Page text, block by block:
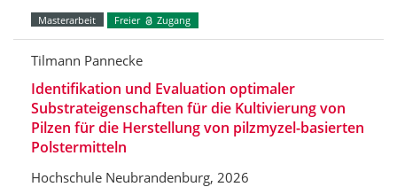
Masterarbeit Freier Zugang
Tilmann Pannecke
Identifikation und Evaluation optimaler
Substrateigenschaften für die Kultivierung von
Pilzen für die Herstellung von pilzmyzel-basierten
Polstermitteln
Hochschule Neubrandenburg, 2026